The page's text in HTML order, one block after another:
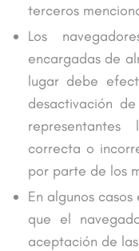
terceros
Los
encargadas de
lugar debe
desactivación
correcta o
por parte de los
En algunos
que el
aceptación de